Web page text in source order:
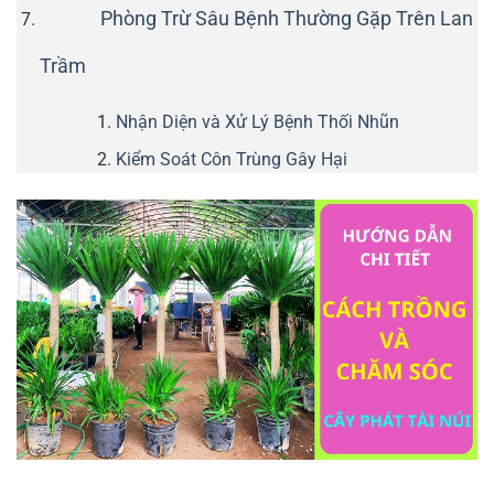
Phòng Trừ Sâu Bệnh Thường Gặp Trên Lan
Trầm
Nhận Diện và Xử Lý Bệnh Thối Nhũn
Kiểm Soát Côn Trùng Gây Hại